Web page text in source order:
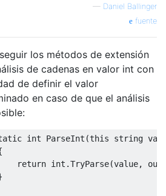
— Daniel Ballinger
fuente
los métodos de extensión
de cadenas en valor int con
de definir el valor
en caso de que el análisis
int ParseInt (this string
return int .TryParse(value,
out